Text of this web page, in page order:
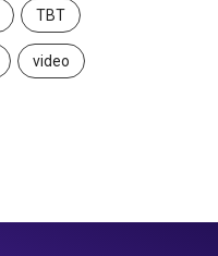
TBT
video